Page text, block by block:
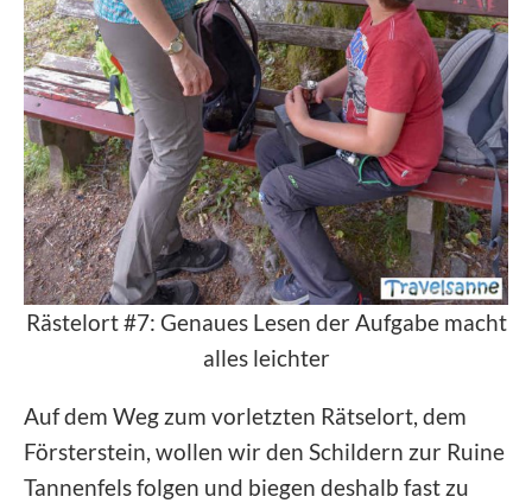
Rästelort #7: Genaues Lesen der Aufgabe macht
alles leichter
Auf dem Weg zum vorletzten Rätselort, dem
Försterstein, wollen wir den Schildern zur Ruine
Tannenfels folgen und biegen deshalb fast zu